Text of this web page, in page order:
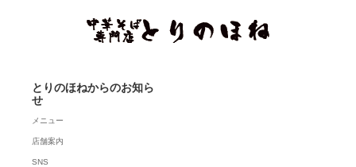
とりのほねからのお知ら
せ
メニュー
店舗案内
SNS